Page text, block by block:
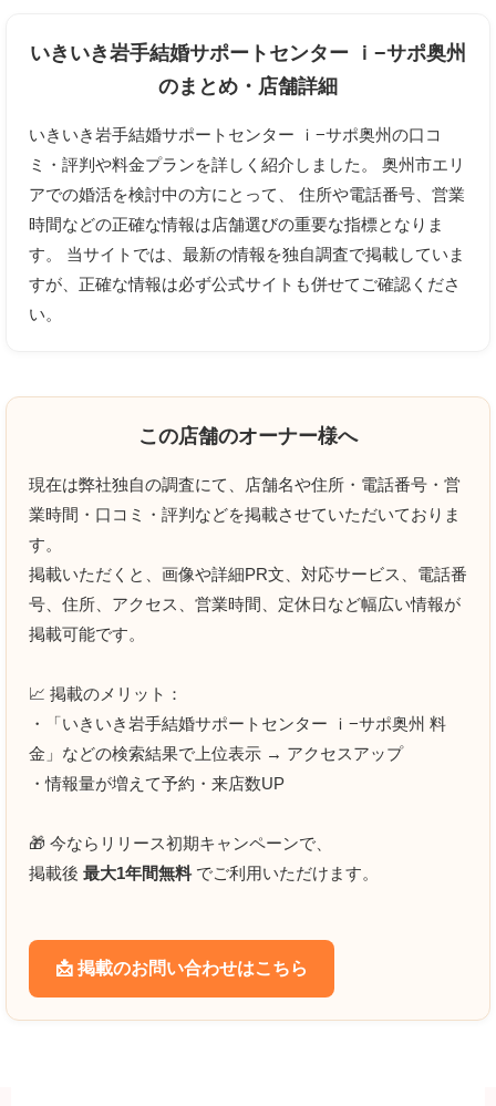
表示された文字を入力してください。
クチコミ内容 必須
いきいき岩手結婚サポートセンター ｉ−サポ奥州
のまとめ・店舗詳細
いきいき岩手結婚サポートセンター ｉ−サポ奥州の口コ
ミ・評判や料金プランを詳しく紹介しました。 奥州市エリ
アでの婚活を検討中の方にとって、 住所や電話番号、営業
時間などの正確な情報は店舗選びの重要な指標となりま
す。 当サイトでは、最新の情報を独自調査で掲載していま
すが、正確な情報は必ず公式サイトも併せてご確認くださ
い。
この店舗のオーナー様へ
現在は弊社独自の調査にて、店舗名や住所・電話番号・営
業時間・口コミ・評判などを掲載させていただいておりま
す。
掲載いただくと、画像や詳細PR文、対応サービス、電話番
号、住所、アクセス、営業時間、定休日など幅広い情報が
掲載可能です。
📈 掲載のメリット：
・「いきいき岩手結婚サポートセンター ｉ−サポ奥州 料
金」などの検索結果で上位表示 → アクセスアップ
・情報量が増えて予約・来店数UP
🎁 今ならリリース初期キャンペーンで、
掲載後 最大1年間無料 でご利用いただけます。
📩 掲載のお問い合わせはこちら